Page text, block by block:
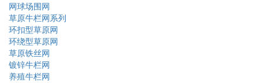
网球场围网
草原牛栏网系列
环扣型草原网
环绕型草原网
草原铁丝网
镀锌牛栏网
养殖牛栏网